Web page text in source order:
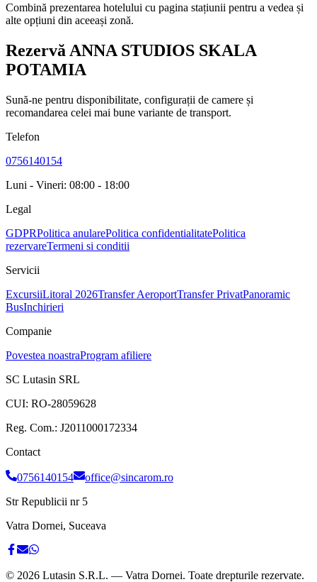
Combină prezentarea hotelului cu pagina stațiunii pentru a vedea și
alte opțiuni din aceeași zonă.
Rezervă ANNA STUDIOS SKALA
POTAMIA
Sună-ne pentru disponibilitate, configurații de camere și
recomandarea celei mai bune variante de transport.
Telefon
0756140154
Luni - Vineri: 08:00 - 18:00
Legal
GDPRPolitica anularePolitica confidentialitatePolitica
rezervareTermeni si conditii
Servicii
ExcursiiLitoral 2026Transfer AeroportTransfer PrivatPanoramic
BusInchirieri
Companie
Povestea noastraProgram afiliere
SC Lutasin SRL
CUI: RO-28059628
Reg. Com.: J2011000172334
Contact
0756140154
office@sincarom.ro
Str Republicii nr 5
Vatra Dornei, Suceava
© 2026 Lutasin S.R.L. — Vatra Dornei. Toate drepturile rezervate.